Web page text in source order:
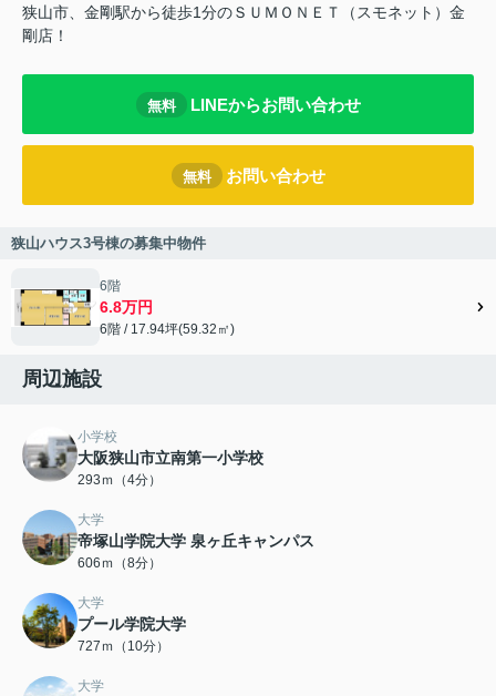
狭山市、金剛駅から徒歩1分のＳＵＭＯＮＥＴ（スモネット）金
剛店！
無料 LINEからお問い合わせ
無料 お問い合わせ
狭山ハウス3号棟の募集中物件
6階
6.8万円
6階 / 17.94坪(59.32㎡)
周辺施設
小学校
大阪狭山市立南第一小学校
293ｍ（4分）
大学
帝塚山学院大学 泉ヶ丘キャンパス
606ｍ（8分）
大学
プール学院大学
727ｍ（10分）
大学